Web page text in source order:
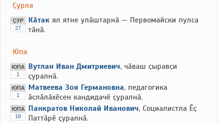
Ҫурла
ҪУР
27
Кӑтак ял ятне улӑштарнӑ — Первомайски пулса
тӑнӑ.
Юпа
ЮПА
1
Вутлан Иван Дмитриевич, чӑваш ҫыравҫи
ҫуралнӑ.
ЮПА
1
Матвеева Зоя Германовна, педагогика
ӑслӑлӑхӗсен кандидачӗ ҫуралнӑ.
ЮПА
18
Панкратов Николай Иванович, Социалистла Ӗҫ
Паттӑрӗ ҫуралнӑ.